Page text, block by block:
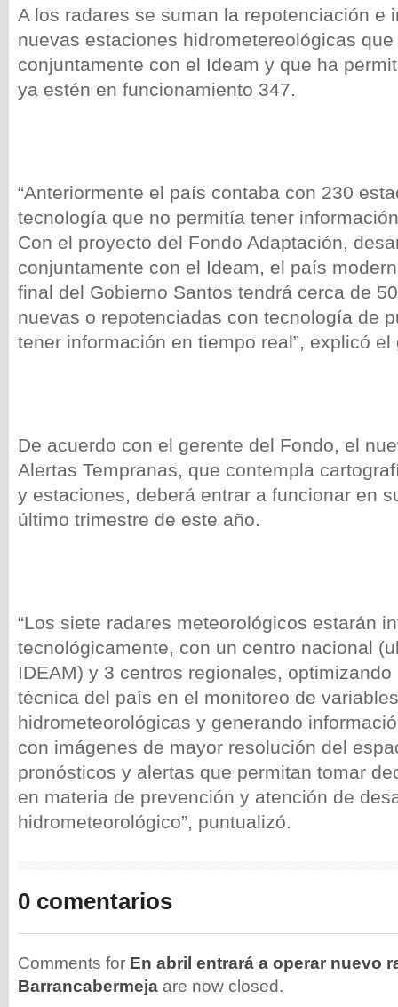
A los radares se suman la repotenciación e
nuevas estaciones hidrometereológicas
conjuntamente con el Ideam y que ha
ya estén en funcionamiento 347.
“Anteriormente el país contaba con 230
tecnología que no permitía tener
Con el proyecto del Fondo Adaptación,
conjuntamente con el Ideam, el país
final del Gobierno Santos tendrá cerca de
nuevas o repotenciadas con tecnología de
tener información en tiempo real”, explicó
De acuerdo con el gerente del Fondo, el
Alertas Tempranas, que contempla
y estaciones, deberá entrar a funcionar en
último trimestre de este año.
“Los siete radares meteorológicos estarán
tecnológicamente, con un centro nacional
IDEAM) y 3 centros regionales,
técnica del país en el monitoreo de variables
hidrometeorológicas y generando
con imágenes de mayor resolución del
pronósticos y alertas que permitan tomar
en materia de prevención y atención de
hidrometeorológico”, puntualizó.
0 comentarios
Comments for En abril entrará a operar nuevo
Barrancabermeja are now closed.